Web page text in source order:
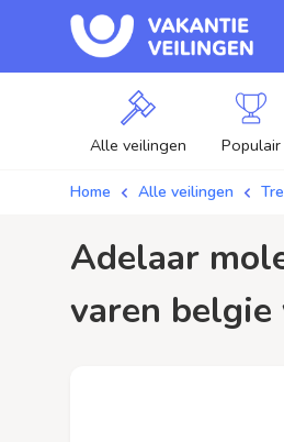
Alle veilingen Populair
Home Alle veilingen
adelaar molen varen belgie / aanbiedingen - Plaats je bod op adelaar molen
varen